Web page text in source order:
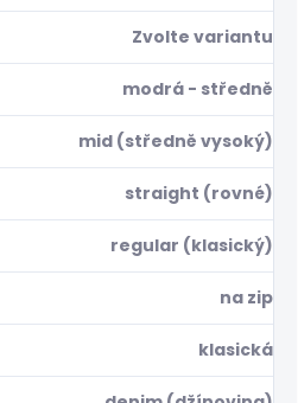
Zvolte variantu
modrá - středně
mid (středně vysoký)
straight (rovné)
regular (klasický)
na zip
klasická